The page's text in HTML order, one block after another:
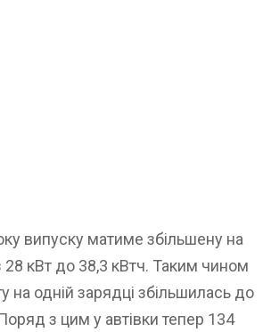
випуску матиме збільшену на
28 кВт до 38,3 кВтч. Таким чином
на одній зарядці збільшилась до
з цим у автівки тепер 134